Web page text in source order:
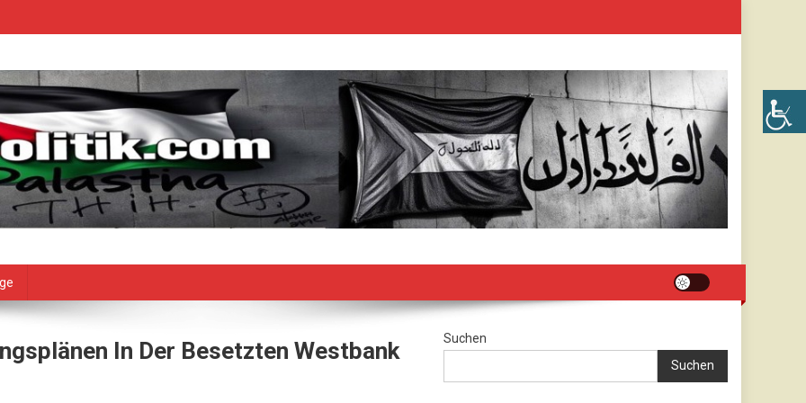
In Der Besetzten Westbank
Suchen
Suchen